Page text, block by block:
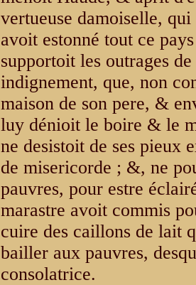
vertueuse damoiselle,
avoit estonné tout ce
supportoit les outrages
indignement, que, non
maison de son pere, &
luy dénioit le boire & le
ne desistoit de ses pieux
de misericorde ; &, ne
pauvres, pour estre
marastre avoit commis
cuire des caillons de lait
bailler aux pauvres,
consolatrice.